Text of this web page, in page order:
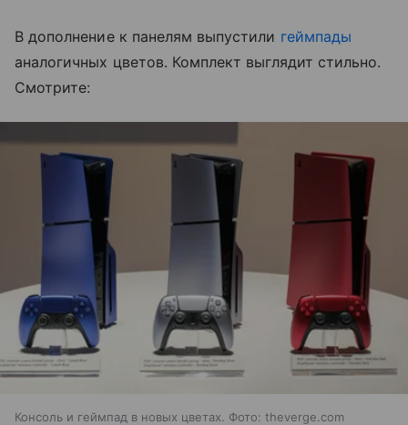
В дополнение к панелям выпустили геймпады
аналогичных цветов. Комплект выглядит стильно.
Смотрите:
Консоль и геймпад в новых цветах. Фото: theverge.com